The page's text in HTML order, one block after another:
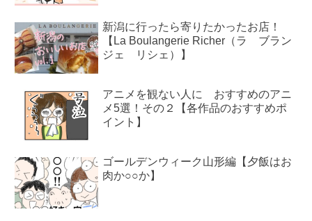
新潟に行ったら寄りたかったお店！
【La Boulangerie Richer（ラ ブラン
ジェ リシェ）】
アニメを観ない人に おすすめのアニ
メ5選！その２【各作品のおすすめポ
イント】
ゴールデンウィーク山形編【夕飯はお
肉か○○か】